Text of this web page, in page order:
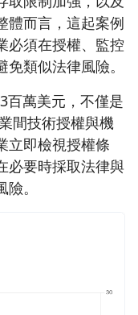
體而言，這起案例
必須在授權、監控
類似法律風險。
百萬美元，不僅是
間技術授權與機
立即檢視授權條
必要時採取法律與
。